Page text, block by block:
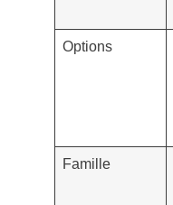
Options
Famille